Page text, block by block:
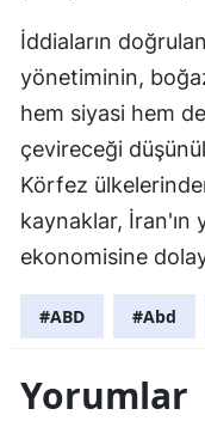
İddiaların
yönetiminin,
hem siyasi hem
çevireceği
Körfez
kaynaklar, İran'ın
ekonomisine
#ABD #Abd
Yorumlar